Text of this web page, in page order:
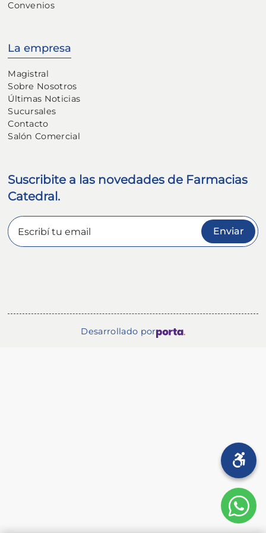
Convenios
La empresa
Magistral
Sobre Nosotros
Últimas Noticias
Sucursales
Contacto
Salón Comercial
Suscribite a las novedades de Farmacias
Catedral.
Enviar
Desarrollado por